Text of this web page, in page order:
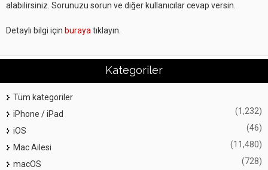
alabilirsiniz. Sorunuzu sorun ve diğer kullanıcılar cevap versin.
Detaylı bilgi için buraya tıklayın.
Kategoriler
Tüm kategoriler
iPhone / iPad
(1,232)
iOS (46)
Mac Ailesi (11,480)
macOS (728)